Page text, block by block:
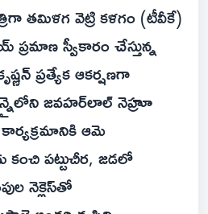
తమిళగ వెట్రి కళగం (టీవీకే)
స్వీకారం చేస్తున్న
ప్రత్యేక ఆకర్షణగా
జవహర్‌లాల్ నెహ్రూ
ఆమె
పట్టుచీర, జడలో
నెక్లెస్‌తో